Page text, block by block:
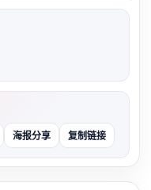
海报分享 复制链接